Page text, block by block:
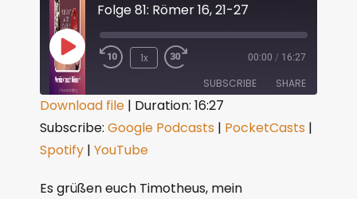
Folge 81: Römer 16, 21-27
1x 00:00 / 16:27
SUBSCRIBE SHARE
Google Podcasts PocketCasts
Spotify
SHARE
EMBED
Download file | Duration: 16:27
Subscribe: Google Podcasts | PocketCasts |
Spotify | YouTube
Es grüßen euch Timotheus, mein